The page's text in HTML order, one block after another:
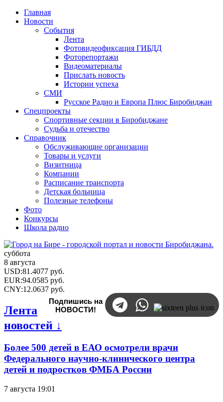
Главная
Новости
События
Лента
Фотовидеофиксация ГИБДД
Фоторепортажи
Видеоматериалы
Прислать новость
Истории успеха
СМИ
Русское Радио и Европа Плюс Биробиджан
Спецпроекты
Спортивные секции в Биробиджане
Судьба и отечество
Справочник
Обслуживающие организации
Товары и услуги
Визитница
Компании
Расписание транспорта
Детская больница
Полезные телефоны
Фото
Конкурсы
Школа радио
суббота
8 августа
USD:81.4077 руб.
EUR:94.0585 руб.
CNY:12.0637 руб.
Подпишись на
НОВОСТИ!
Лента
новостей ↓
Более 500 детей в ЕАО осмотрели врачи
Федерального научно-клинического центра
детей и подростков ФМБА России
7 августа 19:01